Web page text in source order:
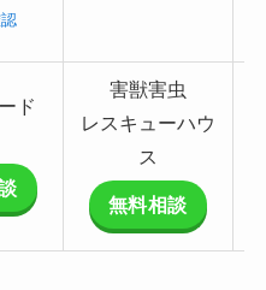
ド
害獣害虫
レスキューハウ
ス
無料相談